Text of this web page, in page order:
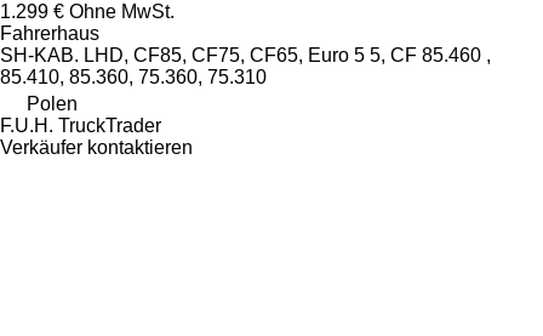
1.299 € Ohne MwSt.
Fahrerhaus
SH-KAB. LHD, CF85, CF75, CF65, Euro 5 5, CF 85.460 ,
85.410, 85.360, 75.360, 75.310
Polen
F.U.H. TruckTrader
Verkäufer kontaktieren